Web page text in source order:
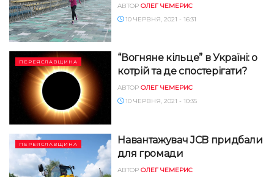
АВТОР ОЛЕГ ЧЕМЕРИС
10 ЧЕРВНЯ, 2021 - 16:31
ПЕРЕЯСЛАВЩИНА
“Вогняне кільце” в Україні: о
котрій та де спостерігати?
АВТОР ОЛЕГ ЧЕМЕРИС
10 ЧЕРВНЯ, 2021 - 10:35
ПЕРЕЯСЛАВЩИНА
Навантажувач JCB придбали
для громади
АВТОР ОЛЕГ ЧЕМЕРИС